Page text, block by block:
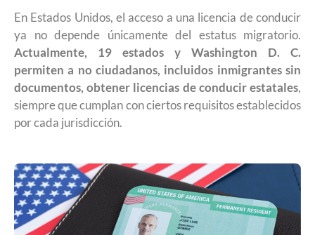
En Estados Unidos, el acceso a una licencia de conducir
ya no depende únicamente del estatus migratorio.
Actualmente, 19 estados y Washington D. C.
permiten a no ciudadanos, incluidos inmigrantes sin
documentos, obtener licencias de conducir estatales,
siempre que cumplan con ciertos requisitos establecidos
por cada jurisdicción.